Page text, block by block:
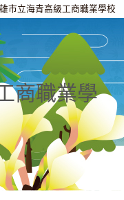
市立海青高級工商職業學校
商職業學